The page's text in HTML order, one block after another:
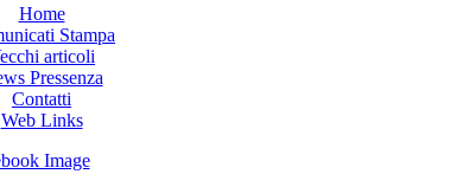
Home
Stampa
articoli
Pressenza
Contatti
Web Links